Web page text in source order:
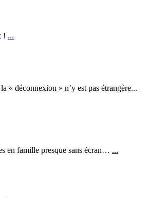
! ...
« déconnexion » n’y est pas étrangère...
en famille presque sans écran… ...